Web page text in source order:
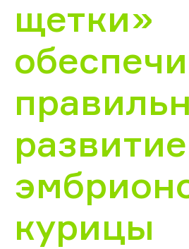
щетки»
развитие
курицы